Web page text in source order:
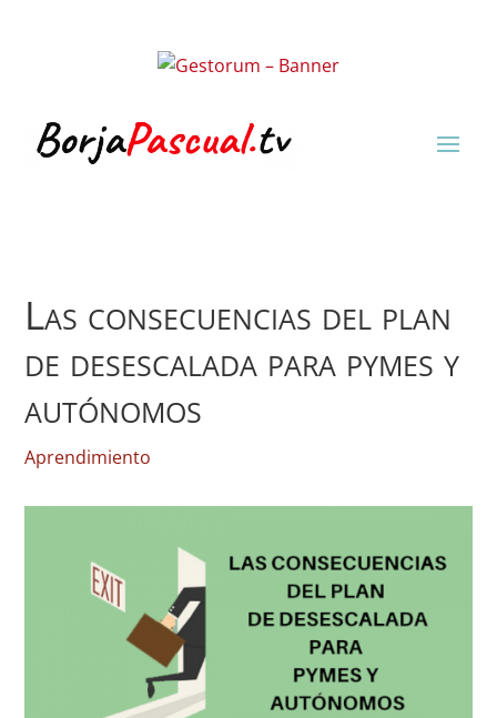
Las consecuencias del plan
de desescalada para pymes y
autónomos
Aprendimiento